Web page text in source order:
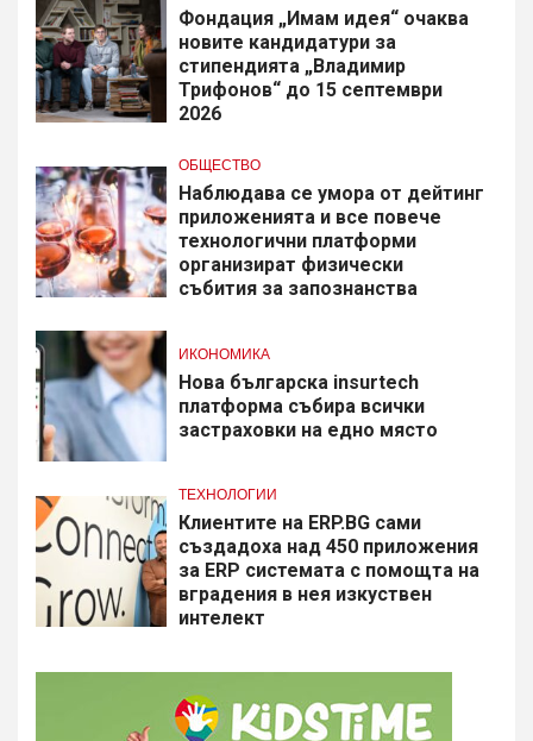
Фондация „Имам идея“ очаква
новите кандидатури за
стипендията „Владимир
Трифонов“ до 15 септември
2026
ОБЩЕСТВО
Наблюдава се умора от дейтинг
приложенията и все повече
технологични платформи
организират физически
събития за запознанства
ИКОНОМИКА
Нова българска insurtech
платформа събира всички
застраховки на едно място
ТЕХНОЛОГИИ
Клиентите на ERP.BG сами
създадоха над 450 приложения
за ERP системата с помощта на
вградения в нея изкуствен
интелект